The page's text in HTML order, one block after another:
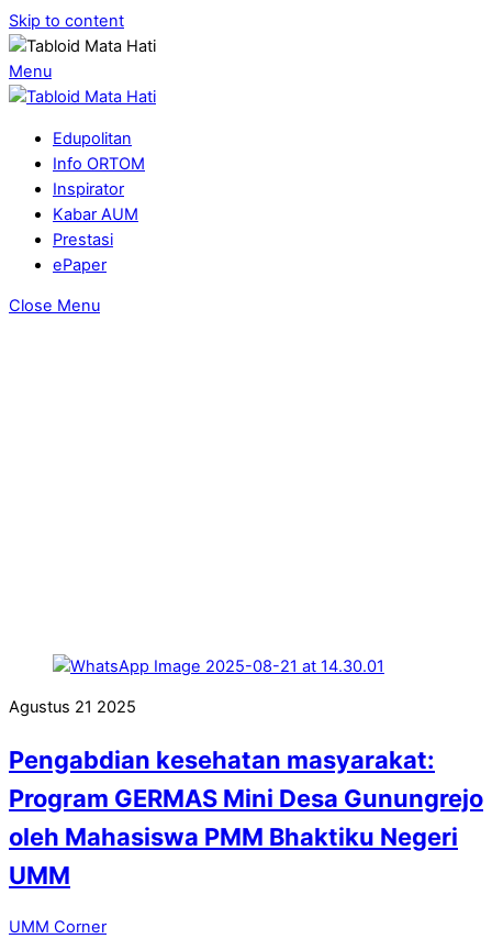
Skip to content
Menu
Edupolitan
Info ORTOM
Inspirator
Kabar AUM
Prestasi
ePaper
Close Menu
Agustus 21 2025
Pengabdian kesehatan masyarakat:
Program GERMAS Mini Desa Gunungrejo
oleh Mahasiswa PMM Bhaktiku Negeri
UMM
UMM Corner